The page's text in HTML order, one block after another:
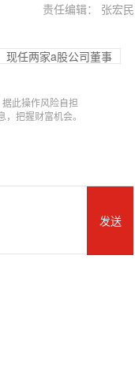
责任编辑： 张宏民
现任两家a股公司董事
此操作风险自担
把握财富机会。
发送